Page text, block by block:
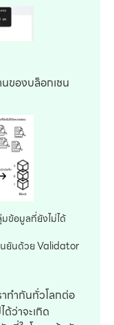
นของบล็อกเชน
มข้อมูลที่ยังไม่ได้
ยันด้วย Validator
ทำกันทั่วโลกต่อ
ว่าจะเกิด